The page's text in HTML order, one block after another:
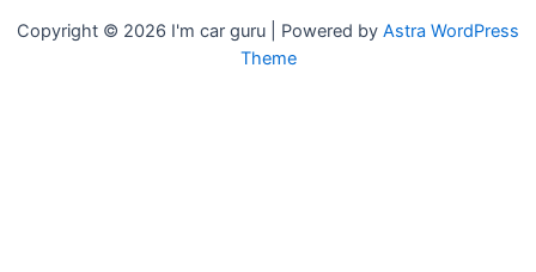
Copyright © 2026 I'm car guru | Powered by Astra WordPress
Theme